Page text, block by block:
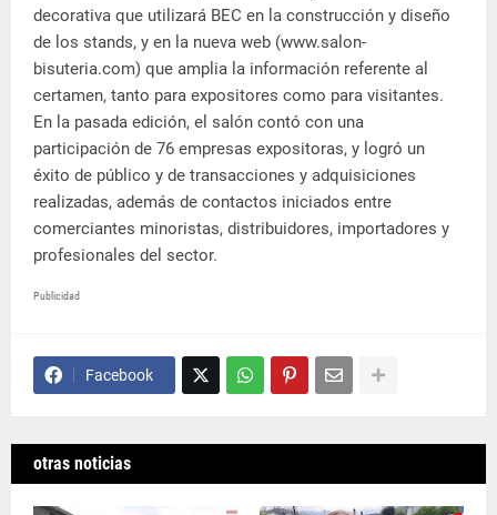
decorativa que utilizará BEC en la construcción y diseño
de los stands, y en la nueva web (www.salon-
bisuteria.com) que amplia la información referente al
certamen, tanto para expositores como para visitantes.
En la pasada edición, el salón contó con una
participación de 76 empresas expositoras, y logró un
éxito de público y de transacciones y adquisiciones
realizadas, además de contactos iniciados entre
comerciantes minoristas, distribuidores, importadores y
profesionales del sector.
Publicidad
Facebook
otras noticias